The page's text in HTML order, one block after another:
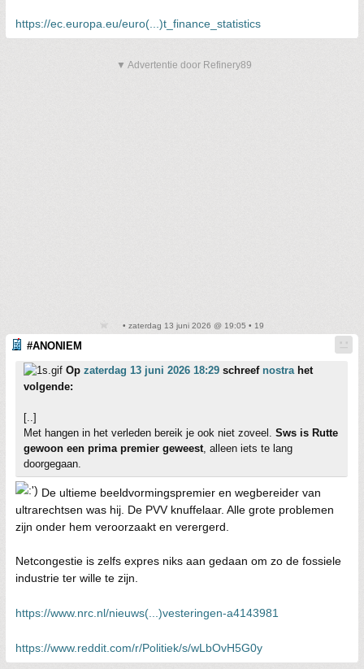
https://ec.europa.eu/euro(...)t_finance_statistics
▼ Advertentie door Refinery89
• zaterdag 13 juni 2026 @ 19:05 • 19
#ANONIEM
Op zaterdag 13 juni 2026 18:29 schreef nostra het
volgende:
[..]
Met hangen in het verleden bereik je ook niet zoveel. Sws is Rutte
gewoon een prima premier geweest , alleen iets te lang
doorgegaan.
De ultieme beeldvormingspremier en wegbereider van
ultrarechtsen was hij. De PVV knuffelaar. Alle grote problemen
zijn onder hem veroorzaakt en verergerd.
Netcongestie is zelfs expres niks aan gedaan om zo de fossiele
industrie ter wille te zijn.
https://www.nrc.nl/nieuws(...)vesteringen-a4143981
https://www.reddit.com/r/Politiek/s/wLbOvH5G0y